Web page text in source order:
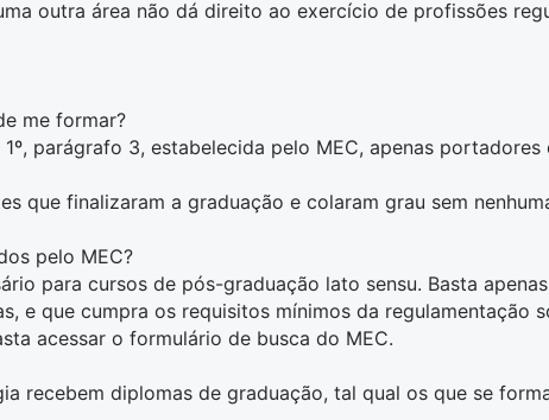
outra área não dá direito ao exercício de profissões
me formar?
parágrafo 3, estabelecida pelo MEC, apenas
que finalizaram a graduação e colaram grau sem
pelo MEC?
para cursos de pós-graduação lato sensu. Basta
e que cumpra os requisitos mínimos da regulamentação
acessar o formulário de busca do MEC.
recebem diplomas de graduação, tal qual os que se